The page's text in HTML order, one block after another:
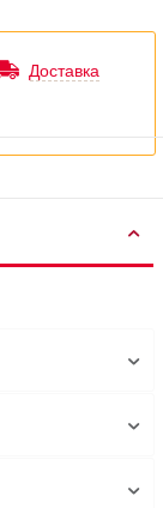
Доставка